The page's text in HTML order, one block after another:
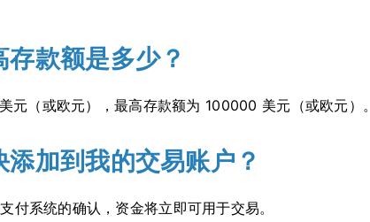
款额是多少？
元（或欧元），最高存款额为 100000 美元（或欧元）。
加到我的交易账户？
付系统的确认，资金将立即可用于交易。